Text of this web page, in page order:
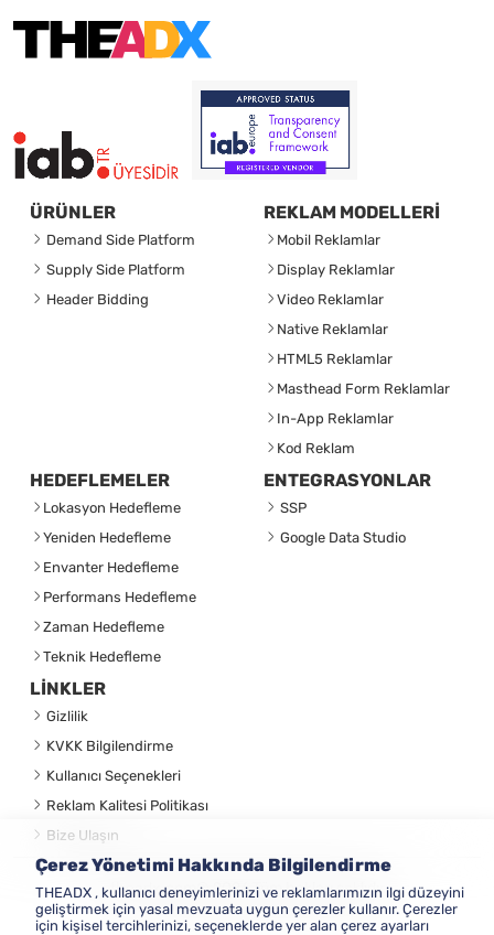
ÜRÜNLER
Demand Side Platform
Supply Side Platform
Header Bidding
REKLAM MODELLERİ
Mobil Reklamlar
Display Reklamlar
Video Reklamlar
Native Reklamlar
HTML5 Reklamlar
Masthead Form Reklamlar
In-App Reklamlar
Kod Reklam
HEDEFLEMELER
Lokasyon Hedefleme
Yeniden Hedefleme
Envanter Hedefleme
Performans Hedefleme
Zaman Hedefleme
Teknik Hedefleme
ENTEGRASYONLAR
SSP
Google Data Studio
LİNKLER
Gizlilik
KVKK Bilgilendirme
Kullanıcı Seçenekleri
Reklam Kalitesi Politikası
Bize Ulaşın
theadx.com® 2026 Tüm hakları saklıdır
Çerez Yönetimi Hakkında Bilgilendirme
THEADX , kullanıcı deneyimlerinizi ve reklamlarımızın ilgi düzeyini
geliştirmek için yasal mevzuata uygun çerezler kullanır. Çerezler
için kişisel tercihlerinizi, seçeneklerde yer alan çerez ayarları